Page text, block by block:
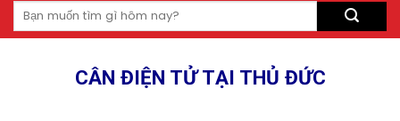
Tìm
kiếm:
CÂN ĐIỆN TỬ TẠI THỦ ĐỨC